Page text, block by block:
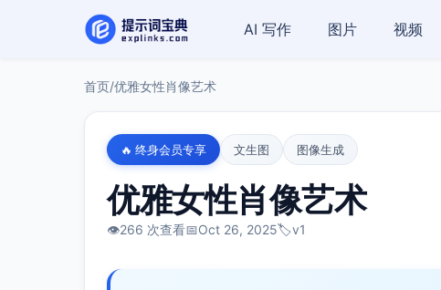
AI 写作 图片 视频
首页/优雅女性肖像艺术
🔥 终身会员专享 文生图 图像生成
优雅女性肖像艺术
👁️266 次查看📅Oct 26, 2025🏷️v1